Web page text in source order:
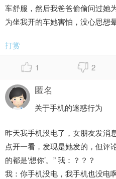
车舒服，然后我爸爸偷偷问过她
为坐我开的车她害怕，没心思想晕
打赏
1 2
匿名
关于手机的迷惑行为
昨天我手机没电了，女朋友发消
点开一看，发现是她发的，但评
的都是‘想你’。” 我：？？？
我：你手机没电，我手机也没电